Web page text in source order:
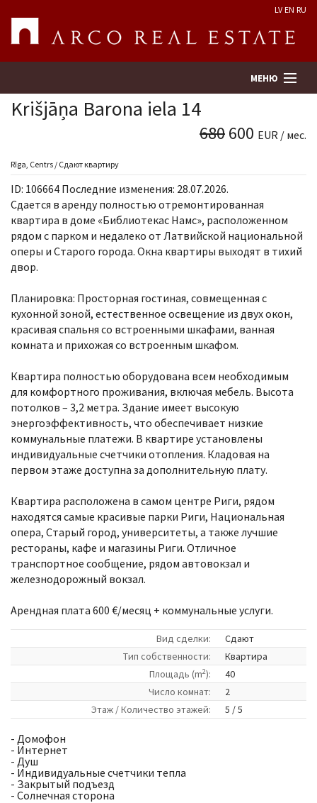
LV EN RU
МЕНЮ
Оценка недвижимости
Предприятие
Услуги
Krišjāņa Barona iela 14
680600 EUR / мес.
Rīga, Centrs / Сдают квартиру
ID: 106664 Последние изменения: 28.07.2026.
Сдается в аренду полностью отремонтированная
квартира в доме «Библиотекас Намс», расположенном
рядом с парком и недалеко от Латвийской национальной
оперы и Старого города. Окна квартиры выходят в тихий
двор.
Планировка: Просторная гостиная, совмещенная с
кухонной зоной, естественное освещение из двух окон,
красивая спальня со встроенными шкафами, ванная
комната и прихожая со встроенным шкафом.
Квартира полностью оборудована всем необходимым
для комфортного проживания, включая мебель. Высота
потолков – 3,2 метра. Здание имеет высокую
энергоэффективность, что обеспечивает низкие
коммунальные платежи. В квартире установлены
индивидуальные счетчики отопления. Кладовая на
первом этаже доступна за дополнительную плату.
Квартира расположена в самом центре Риги, рядом
находятся самые красивые парки Риги, Национальная
опера, Старый город, университеты, а также лучшие
рестораны, кафе и магазины Риги. Отличное
транспортное сообщение, рядом автовокзал и
железнодорожный вокзал.
Арендная плата 600 €/месяц + коммунальные услуги.
Вид сделки:
Сдают
Tип собственности:
Квартира
Площадь (m2):
40
Число комнат:
2
Этаж / Количество этажей:
5 / 5
- Домофон
- Интернет
- Душ
- Индивидуальные счетчики тепла
- Закрытый подъезд
- Солнечная сторона